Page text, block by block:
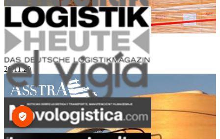
Groupage Cargo and Small Sized Lots
26.11.20